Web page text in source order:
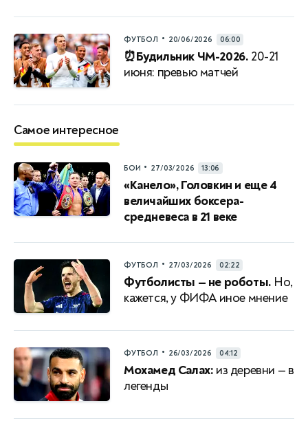
ФУТБОЛ • 20/06/2026 06:00
⏰Будильник ЧМ-2026. 20-21
июня: превью матчей
Самое интересное
БОИ • 27/03/2026 13:06
«Канело», Головкин и еще 4
величайших боксера-
средневеса в 21 веке
ФУТБОЛ • 27/03/2026 02:22
Футболисты — не роботы. Но,
кажется, у ФИФА иное мнение
ФУТБОЛ • 26/03/2026 04:12
Мохамед Салах: из деревни — в
легенды